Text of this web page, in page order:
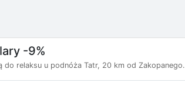
-9%
do relaksu u podnóża Tatr, 20 km od Zakopanego.